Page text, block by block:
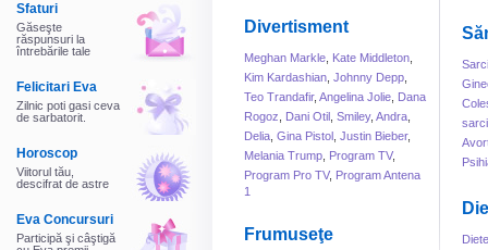
Sfaturi
Găseşte
răspunsuri la
întrebările tale
Felicitari Eva
Zilnic poti gasi ceva
de sarbatorit.
Horoscop
Viitorul tău,
descifrat de astre
Eva Concursuri
Participă şi câştigă
Divertisment
Meghan Markle Kate Middleton
Kim Kardashian Johnny Depp
Teo Trandafir, Angelina Jolie Dana
Rogoz
Dani Otil Smiley, Andra
Delia Gina Pistol Justin Bieber,
Melania Trump Program TV,
Program Pro TV, Program Antena
1
Frumuseţe
Diete